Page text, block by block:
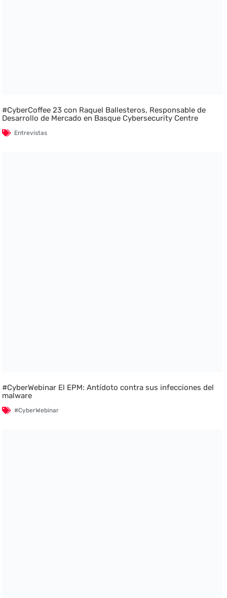
#CyberCoffee 23 con Raquel Ballesteros, Responsable de
Desarrollo de Mercado en Basque Cybersecurity Centre
Entrevistas
#CyberWebinar El EPM: Antídoto contra sus infecciones del
malware
#CyberWebinar